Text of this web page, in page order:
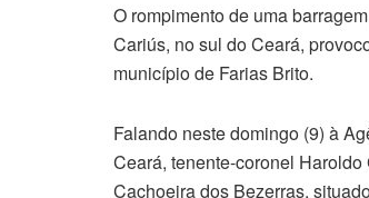
O rompimento de uma
Cariús, no sul do Ceará,
município de Farias Brito.
Falando neste domingo (9) à
Ceará, tenente-coronel
Cachoeira dos Bezerras,